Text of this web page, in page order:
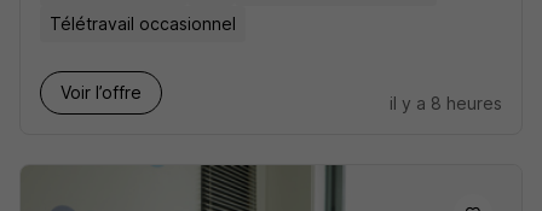
Télétravail occasionnel
Voir l’offre
il y a 8 heures